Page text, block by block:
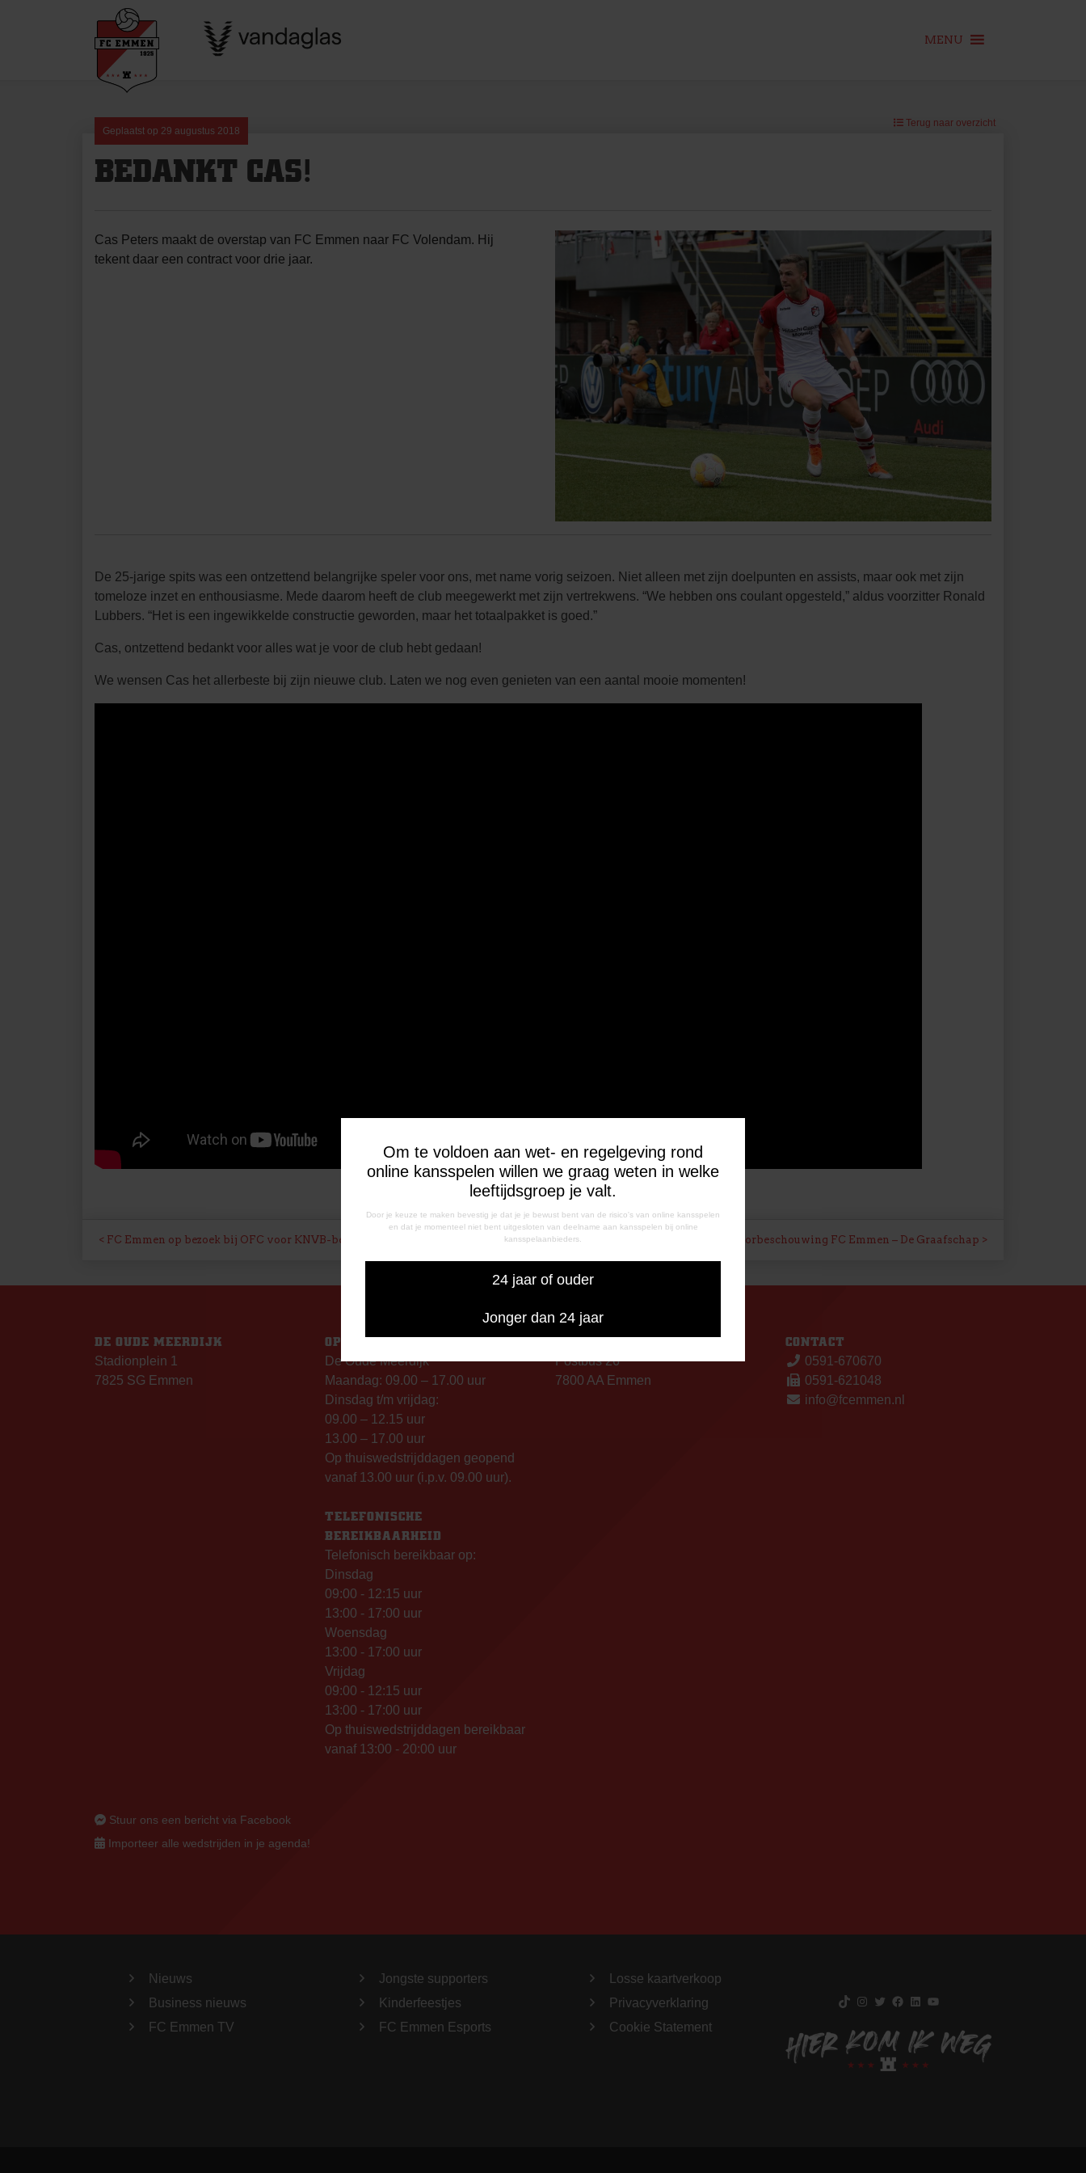
Om te voldoen aan wet- en regelgeving rond
online kansspelen willen we graag weten in welke
leeftijdsgroep je valt.
Door je keuze te maken bevestig je dat je je bewust bent van de risico's van online kansspelen
en dat je momenteel niet bent uitgesloten van deelname aan kansspelen bij online
kansspelaanbieders.
24 jaar of ouder
Jonger dan 24 jaar
MENU
Geplaatst op 29 augustus 2018
Terug naar overzicht
BEDANKT CAS!
Cas Peters maakt de overstap van FC Emmen naar FC Volendam. Hij
tekent daar een contract voor drie jaar.
De 25-jarige spits was een ontzettend belangrijke speler voor ons, met name vorig seizoen. Niet alleen met zijn doelpunten en assists, maar ook met zijn
tomeloze inzet en enthousiasme. Mede daarom heeft de club meegewerkt met zijn vertrekwens. “We hebben ons coulant opgesteld,” aldus voorzitter Ronald
Lubbers. “Het is een ingewikkelde constructie geworden, maar het totaalpakket is goed.”
Cas, ontzettend bedankt voor alles wat je voor de club hebt gedaan!
We wensen Cas het allerbeste bij zijn nieuwe club. Laten we nog even genieten van een aantal mooie momenten!
BERICHT
NAVIGATIE
FC Emmen op bezoek bij OFC voor KNVB-beker Voorbeschouwing FC Emmen – De Graafschap
DE OUDE MEERDIJK
Stadionplein 1
7825 SG Emmen
OPENINGSTIJDEN
De Oude Meerdijk
Maandag: 09.00 – 17.00 uur
Dinsdag t/m vrijdag:
09.00 – 12.15 uur
13.00 – 17.00 uur
Op thuiswedstrijddagen geopend
vanaf 13.00 uur (i.p.v. 09.00 uur).
TELEFONISCHE
BEREIKBAARHEID
Telefonisch bereikbaar op:
Dinsdag
09:00 - 12:15 uur
13:00 - 17:00 uur
Woensdag
13:00 - 17:00 uur
Vrijdag
09:00 - 12:15 uur
13:00 - 17:00 uur
Op thuiswedstrijddagen bereikbaar
vanaf 13:00 - 20:00 uur
CORRESPONDENTIE-ADRES
Postbus 26
7800 AA Emmen
CONTACT
0591-670670
0591-621048
info@fcemmen.nl
Stuur ons een bericht via Facebook
Importeer alle wedstrijden in je agenda!
Nieuws
Business nieuws
FC Emmen TV
Jongste supporters
Kinderfeestjes
FC Emmen Esports
Losse kaartverkoop
Privacyverklaring
Cookie Statement